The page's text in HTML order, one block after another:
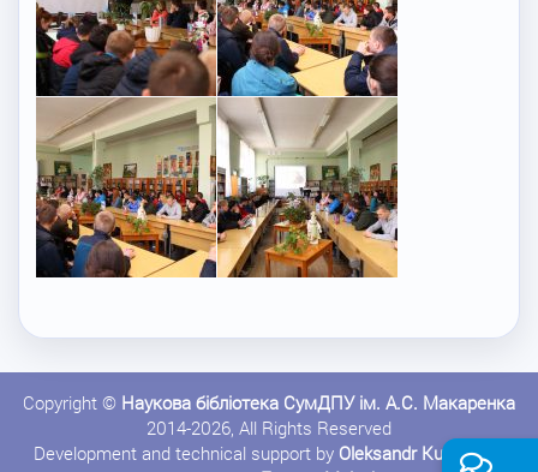
Copyright © Наукова бібліотека СумДПУ ім. А.С. Макаренка
2014-2026, All Rights Reserved
Development and technical support by Oleksandr Kushnerov